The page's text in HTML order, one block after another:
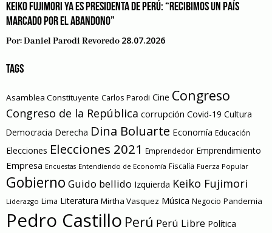
KEIKO FUJIMORI YA ES PRESIDENTA DE PERÚ: “RECIBIMOS UN PAÍS
MARCADO POR EL ABANDONO”
Por:Daniel Parodi Revoredo 28.07.2026
TAGS
Asamblea Constituyente Carlos Parodi Cine Congreso
Congreso de la República corrupción Covid-19 Cultura
Democracia Derecha Dina Boluarte Economía Educación
Elecciones Elecciones 2021 Emprendedor Emprendimiento
Empresa Encuestas Entendiendo de Economía Fiscalía Fuerza Popular
Gobierno Guido bellido Izquierda Keiko Fujimori
Liderazgo Lima Literatura Mirtha Vasquez Música Negocio Pandemia
Pedro Castillo Perú Perú Libre Política